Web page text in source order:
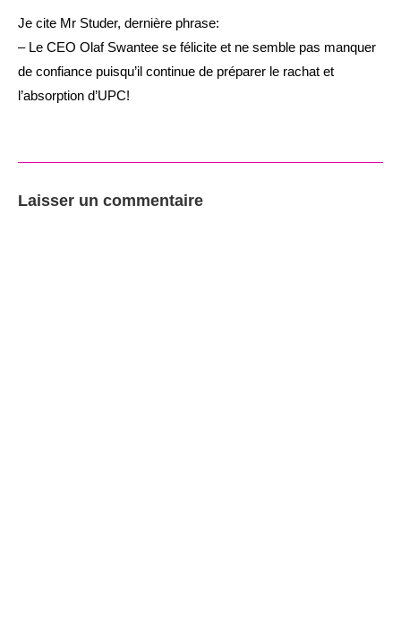
Je cite Mr Studer, dernière phrase:
– Le CEO Olaf Swantee se félicite et ne semble pas manquer
de confiance puisqu’il continue de préparer le rachat et
l’absorption d’UPC!
Laisser un commentaire